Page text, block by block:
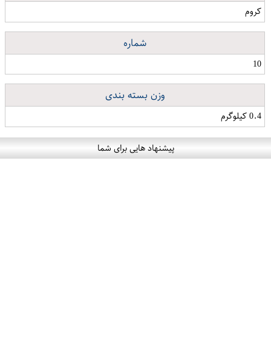
کروم
شماره
10
وزن بسته بندی
0.4 کیلوگرم
پیشنهاد هایی برای شما